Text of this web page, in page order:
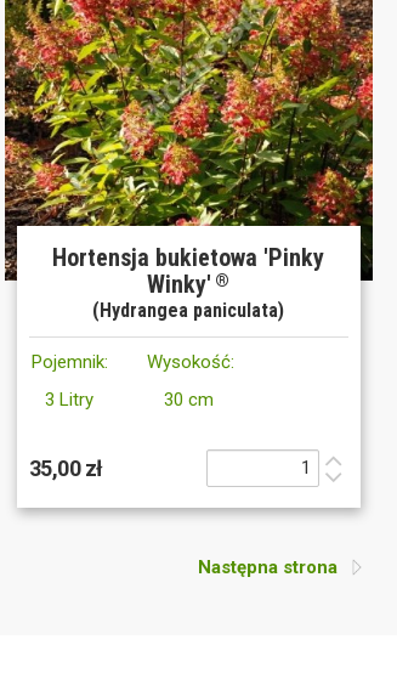
Hortensja bukietowa 'Pinky
Winky' ®
(Hydrangea paniculata)
Pojemnik:
3 Litry
Wysokość:
30 cm
35,00 zł
Następna strona